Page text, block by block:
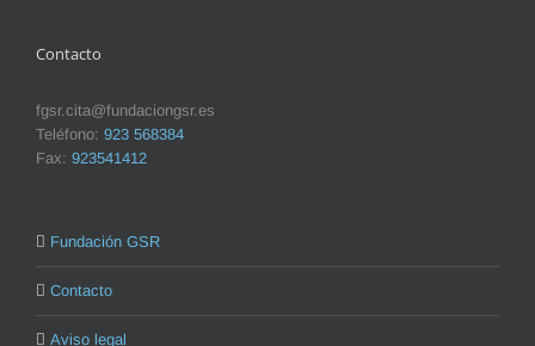
Contacto
fgsr.cita@fundaciongsr.es
Teléfono: 923 568384
Fax: 923541412
Fundación GSR
Contacto
Aviso legal